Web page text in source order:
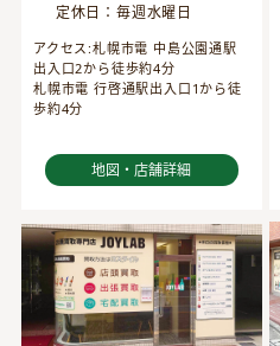
定休日：毎週水曜日
アクセス:札幌市電 中島公園通駅
出入口2から徒歩約4分
札幌市電 行啓通駅出入口1から徒
歩約4分
地図・店舗詳細